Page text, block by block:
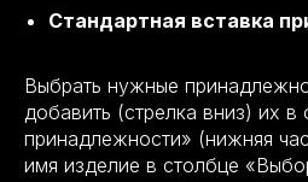
Стандартная вставка
Выбрать нужные
добавить (стрелка вниз) их
принадлежности» (нижняя
имя изделие в столбце